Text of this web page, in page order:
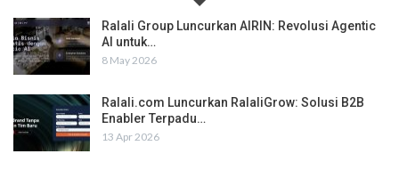
Ralali Group Luncurkan AIRIN: Revolusi Agentic
AI untuk…
8 May 2026
Ralali.com Luncurkan RalaliGrow: Solusi B2B
Enabler Terpadu…
13 Apr 2026